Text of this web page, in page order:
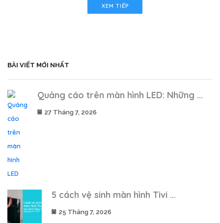
XEM TIẾP
BÀI VIẾT MỚI NHẤT
Quảng cáo trên màn hình LED: Những ...
27 Tháng 7, 2026
5 cách vệ sinh màn hình Tivi ...
25 Tháng 7, 2026